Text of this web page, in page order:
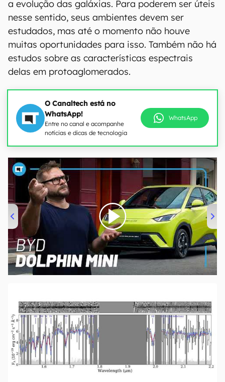
a evolução das galáxias. Para poderem ser úteis
nesse sentido, seus ambientes devem ser
estudados, mas até o momento não houve
muitas oportunidades para isso. Também não há
estudos sobre as características espectrais
delas em protoaglomerados.
O Canaltech está no
WhatsApp!
Entre no canal e acompanhe
notícias e dicas de tecnologia
WhatsApp
00:00/04:07